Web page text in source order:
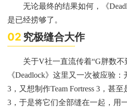
无论最终的结果如何，《
是已经捞够了。
02究极缝合大作
关于V社一直流传着“G胖数不
《Deadlock》这里又一次被应验
3，又想制作Team Fortress 3，甚
3，于是将它们全部缝在一起，用